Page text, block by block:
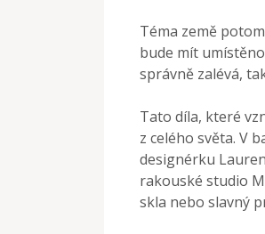
Téma země
bude mít
správně zalévá,
Tato díla, které
z celého světa. V
designérku
rakouské studio
skla nebo slavný